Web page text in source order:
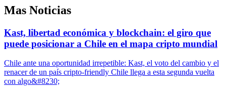
Mas Noticias
Kast, libertad económica y blockchain: el giro que
puede posicionar a Chile en el mapa cripto mundial
Chile ante una oportunidad irrepetible: Kast, el voto del cambio y el
renacer de un país cripto-friendly Chile llega a esta segunda vuelta
con algo&#8230;